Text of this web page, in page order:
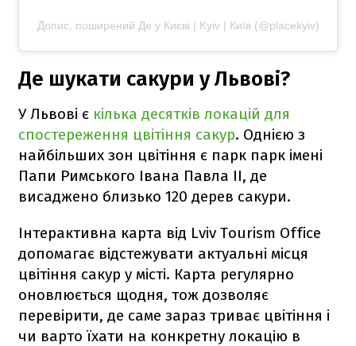
Допис, поширений Де у Києві | Kyiv | Київ (@placekyiv)
Де шукати сакури у Львові?
У Львові є кілька десятків локацій для
спостереження цвітіння сакур. Однією з
найбільших зон цвітіння є парк парк імені
Папи Римського Івана Павла ІІ, де
висаджено близько 120 дерев сакури.
Інтерактивна карта від Lviv Tourism Office
допомагає відстежувати актуальні місця
цвітіння сакур у місті. Карта регулярно
оновлюється щодня, тож дозволяє
перевірити, де саме зараз триває цвітіння і
чи варто їхати на конкретну локацію в